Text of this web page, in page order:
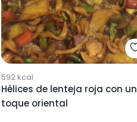
592kcal
Hélices de lenteja roja con un
toque oriental